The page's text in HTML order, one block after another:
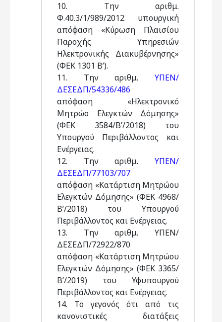
10. Την αριθμ.
Φ.40.3/1/989/2012 υπουργική
απόφαση «Κύρωση Πλαισίου
Παροχής Υπηρεσιών
Ηλεκτρονικής Διακυβέρνησης»
(ΦΕΚ 1301 Β’).
11. Την αριθμ. ΥΠΕΝ/
ΔΕΣΕΔΠ/54336/486
απόφαση «Ηλεκτρονικό
Μητρώο Ελεγκτών Δόμησης»
(ΦΕΚ 3584/Β’/2018) του
Υπουργού Περιβάλλοντος και
Ενέργειας.
12. Την αριθμ. ΥΠΕΝ/
ΔΕΣΕΔΠ/77103/707
απόφαση «Κατάρτιση Μητρώου
Ελεγκτών Δόμησης» (ΦΕΚ 4968/
Β’/2018) του Υπουργού
Περιβάλλοντος και Ενέργειας.
13. Την αριθμ. ΥΠΕΝ/
ΔΕΣΕΔΠ/72922/870
απόφαση «Κατάρτιση Μητρώου
Ελεγκτών Δόμησης» (ΦΕΚ 3365/
Β’/2019) του Υφυπουργού
Περιβάλλοντος και Ενέργειας.
14. Το γεγονός ότι από τις
κανονιστικές διατάξεις